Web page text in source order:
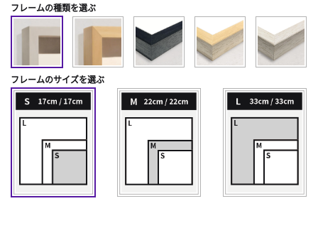
フレームの種類を選ぶ
フレームのサイズを選ぶ